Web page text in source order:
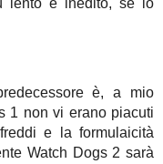
lento e inedito, se lo
è, a mio
1 non vi erano piacuti
e la formulaicità
Watch Dogs 2 sarà